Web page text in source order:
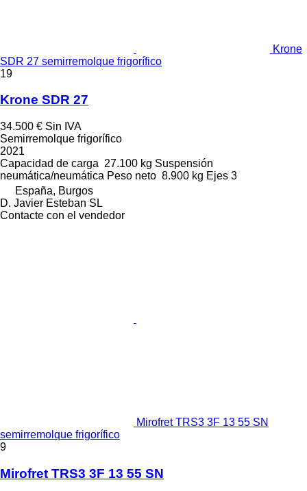
Krone
SDR 27 semirremolque frigorífico
19
Krone SDR 27
34.500 € Sin IVA
Semirremolque frigorífico
2021
Capacidad de carga 27.100 kg Suspensión
neumática/neumática Peso neto 8.900 kg Ejes 3
España, Burgos
D. Javier Esteban SL
Contacte con el vendedor
Mirofret TRS3 3F 13 55 SN
semirremolque frigorífico
9
Mirofret TRS3 3F 13 55 SN